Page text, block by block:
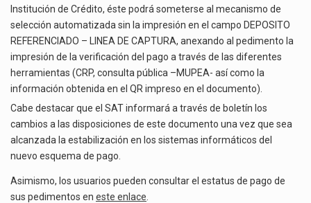
Institución de Crédito, éste podrá someterse al mecanismo de
selección automatizada sin la impresión en el campo DEPOSITO
REFERENCIADO – LINEA DE CAPTURA, anexando al pedimento la
impresión de la verificación del pago a través de las diferentes
herramientas (CRP, consulta pública –MUPEA- así como la
información obtenida en el QR impreso en el documento).
Cabe destacar que el SAT informará a través de boletín los
cambios a las disposiciones de este documento una vez que sea
alcanzada la estabilización en los sistemas informáticos del
nuevo esquema de pago.
Asimismo, los usuarios pueden consultar el estatus de pago de
sus pedimentos en este enlace